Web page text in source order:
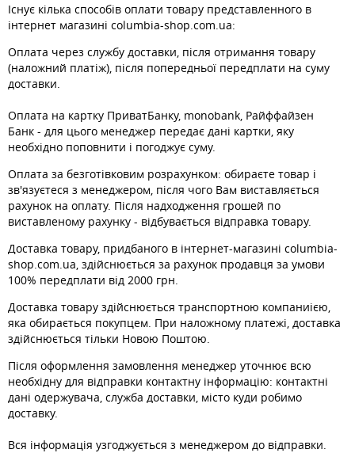
Існує кілька способів оплати товару представленного в
інтернет магазині columbia-shop.com.ua:
Оплата через службу доставки, після отримання товару
(наложний платіж), після попередньої передплати на суму
доставки.
Оплата на картку ПриватБанку, monobank, Райффайзен
Банк - для цього менеджер передає дані картки, яку
необхідно поповнити і погоджує суму.
Оплата за безготівковим розрахунком: обираєте товар і
зв'язуєтеся з менеджером, після чого Вам виставляється
рахунок на оплату. Після надходження грошей по
виставленому рахунку - відбувається відправка товару.
Доставка товару, придбаного в інтернет-магазині columbia-
shop.com.ua, здійснюється за рахунок продавця за умови
100% передплати від 2000 грн.
Доставка товару здійснюється транспортною компаниією,
яка обирається покупцем. При наложному платежі, доставка
здійснюється тільки Новою Поштою.
Після оформлення замовлення менеджер уточнює всю
необхідну для відправки контактну інформацію: контактні
дані одержувача, служба доставки, місто куди робимо
доставку.
Вся інформація узгоджується з менеджером до відправки.